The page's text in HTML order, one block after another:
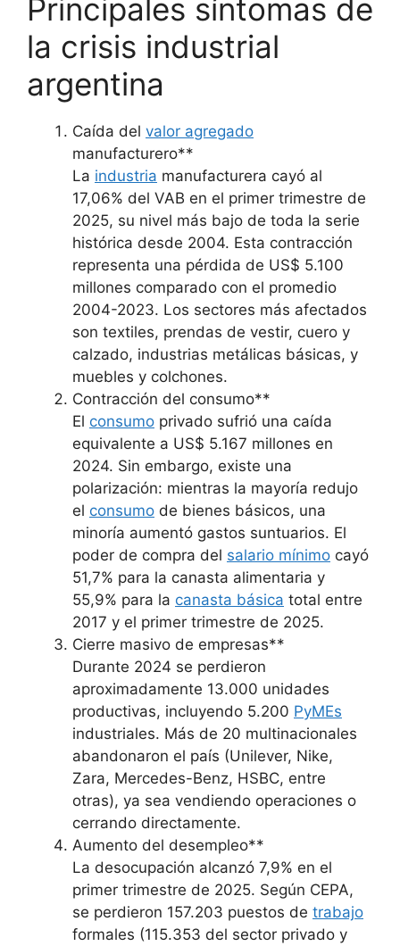
Principales síntomas de
la crisis industrial
argentina
Caída del valor agregado
manufacturero**
La industria manufacturera cayó al
17,06% del VAB en el primer trimestre de
2025, su nivel más bajo de toda la serie
histórica desde 2004. Esta contracción
representa una pérdida de US$ 5.100
millones comparado con el promedio
2004-2023. Los sectores más afectados
son textiles, prendas de vestir, cuero y
calzado, industrias metálicas básicas, y
muebles y colchones.
Contracción del consumo**
El consumo privado sufrió una caída
equivalente a US$ 5.167 millones en
2024. Sin embargo, existe una
polarización: mientras la mayoría redujo
el consumo de bienes básicos, una
minoría aumentó gastos suntuarios. El
poder de compra del salario mínimo cayó
51,7% para la canasta alimentaria y
55,9% para la canasta básica total entre
2017 y el primer trimestre de 2025.
Cierre masivo de empresas**
Durante 2024 se perdieron
aproximadamente 13.000 unidades
productivas, incluyendo 5.200 PyMEs
industriales. Más de 20 multinacionales
abandonaron el país (Unilever, Nike,
Zara, Mercedes-Benz, HSBC, entre
otras), ya sea vendiendo operaciones o
cerrando directamente.
Aumento del desempleo**
La desocupación alcanzó 7,9% en el
primer trimestre de 2025. Según CEPA,
se perdieron 157.203 puestos de trabajo
formales (115.353 del sector privado y